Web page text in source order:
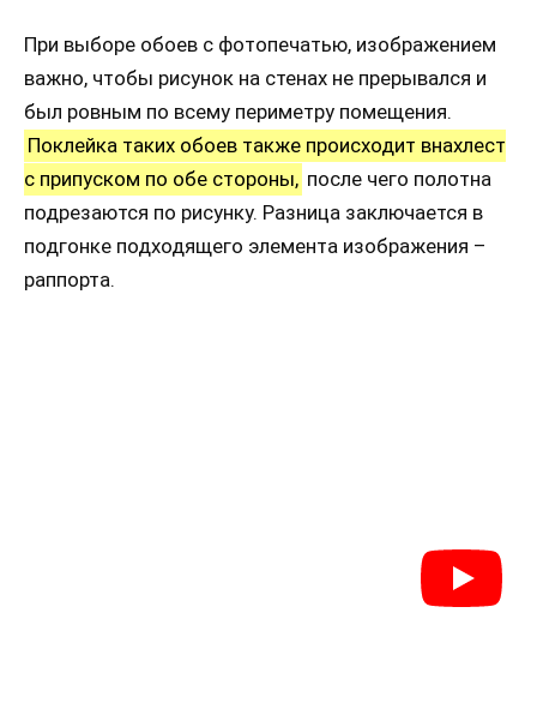
При выборе обоев с фотопечатью, изображением
важно, чтобы рисунок на стенах не прерывался и
был ровным по всему периметру помещения.
Поклейка таких обоев также происходит внахлест
с припуском по обе стороны, после чего полотна
подрезаются по рисунку. Разница заключается в
подгонке подходящего элемента изображения –
раппорта.